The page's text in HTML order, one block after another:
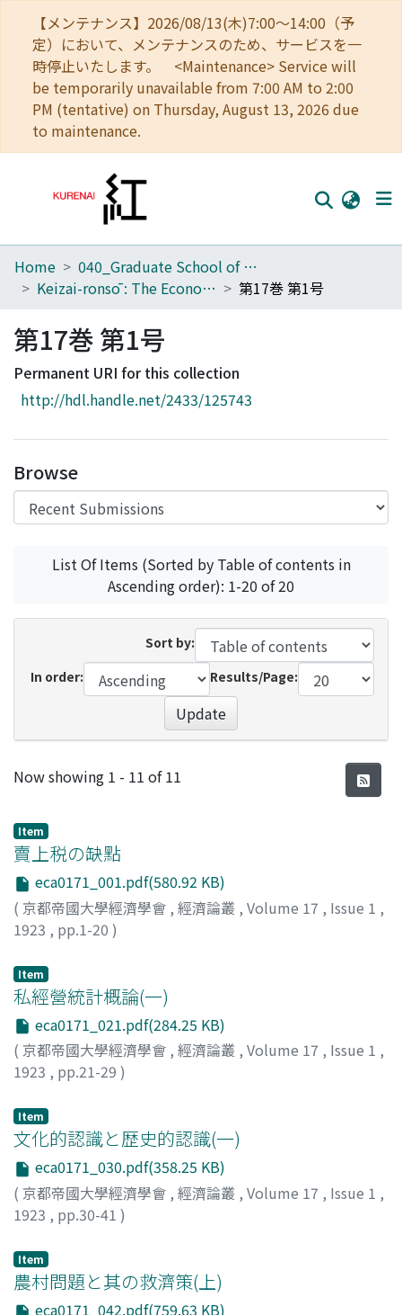
【メンテナンス】2026/08/13(木)7:00～14:00（予
定）において、メンテナンスのため、サービスを一
時停止いたします。 <Maintenance> Service will
be temporarily unavailable from 7:00 AM to 2:00
PM (tentative) on Thursday, August 13, 2026 due
to maintenance.
Home
Browse
Download Ranking
Access Statistics
Home
040_Graduate School of Economics
Keizai-ronsō : The Economic Review
第17巻 第1号
第17巻 第1号
Permanent URI for this collection
http://hdl.handle.net/2433/125743
Browse
List Of Items (Sorted by Table of contents in
Ascending order): 1-20 of 20
Sort by:
In order:
Results/Page:
Update
Recent Submissions
Now showing 1 - 11 of 11
Item
賣上税の缺點
eca0171_001.pdf(580.92 KB)
( 京都帝國大學經濟學會 , 經濟論叢 , Volume 17 , Issue 1 ,
1923 , pp.1-20 )
Item
私經營統計概論(一)
eca0171_021.pdf(284.25 KB)
( 京都帝國大學經濟學會 , 經濟論叢 , Volume 17 , Issue 1 ,
1923 , pp.21-29 )
Item
文化的認識と歴史的認識(一)
eca0171_030.pdf(358.25 KB)
( 京都帝國大學經濟學會 , 經濟論叢 , Volume 17 , Issue 1 ,
1923 , pp.30-41 )
Item
農村問題と其の救濟策(上)
eca0171_042.pdf(759.63 KB)